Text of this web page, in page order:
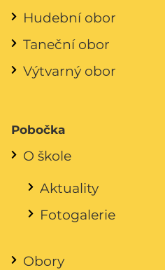
Hudební obor
Taneční obor
Výtvarný obor
Pobočka
O škole
Aktuality
Fotogalerie
Obory